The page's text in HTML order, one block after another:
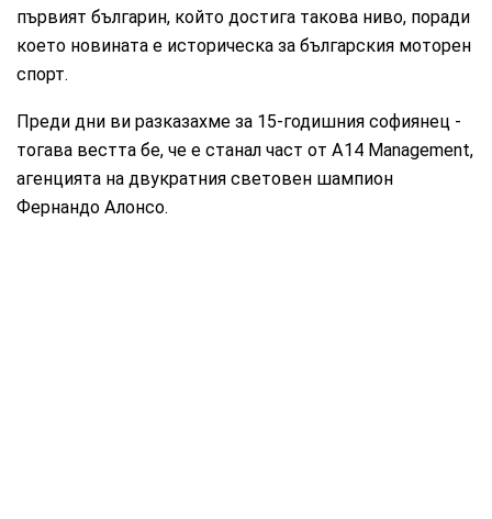
първият българин, който достига такова ниво, поради
което новината е историческа за българския моторен
спорт.
Преди дни ви разказахме за 15-годишния софиянец -
тогава вестта бе, че е станал част от A14 Management,
агенцията на двукратния световен шампион
Фернандо Алонсо.